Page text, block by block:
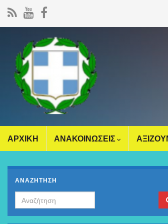
ΑΡΧΙΚΗ ΑΝΑΚΟΙΝΩΣΕΙΣ
ΑΝΑΖΗΤΗΣΗ
Search for: